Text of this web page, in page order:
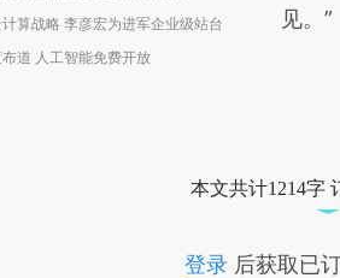
算战略 李彦宏为进军企业级站台
道 人工智能免费开放
见。”
本文共计1214字
登录后获取已